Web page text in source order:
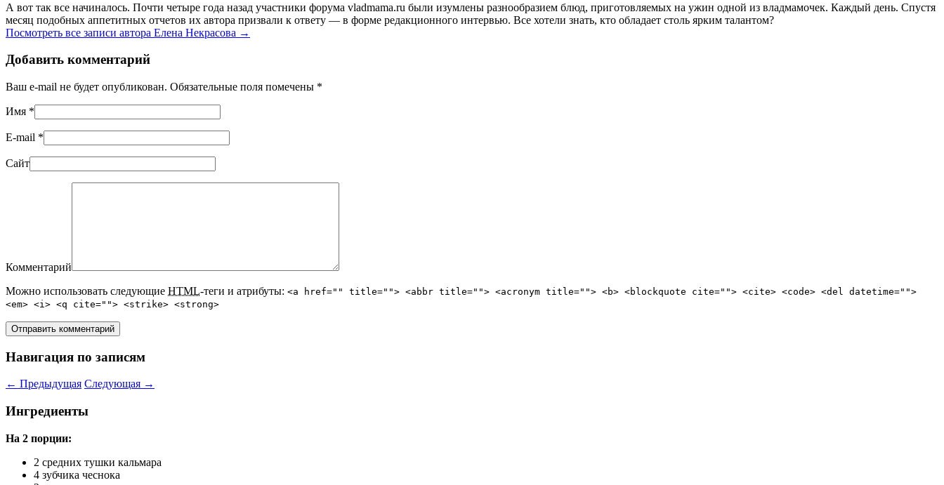
А вот так все начиналось. Почти четыре года назад участники форума vladmama.ru были изумлены разнообразием блюд, приготовляемых на ужин одной из владмамочек. Каждый день. Спустя
месяц подобных аппетитных отчетов их автора призвали к ответу — в форме редакционного интервью. Все хотели знать, кто обладает столь ярким талантом?
Посмотреть все записи автора Елена Некрасова →
Добавить комментарий
Ваш e-mail не будет опубликован. Обязательные поля помечены *
Имя *
E-mail *
Сайт
Комментарий
Можно использовать следующие HTML-теги и атрибуты: <a href="" title=""> <abbr title=""> <acronym title=""> <b> <blockquote cite=""> <cite> <code> <del datetime="">
<em> <i> <q cite=""> <strike> <strong>
Навигация по записям
← Предыдущая Следующая →
Ингредиенты
На 2 порции:
2 средних тушки кальмара
4 зубчика чеснока